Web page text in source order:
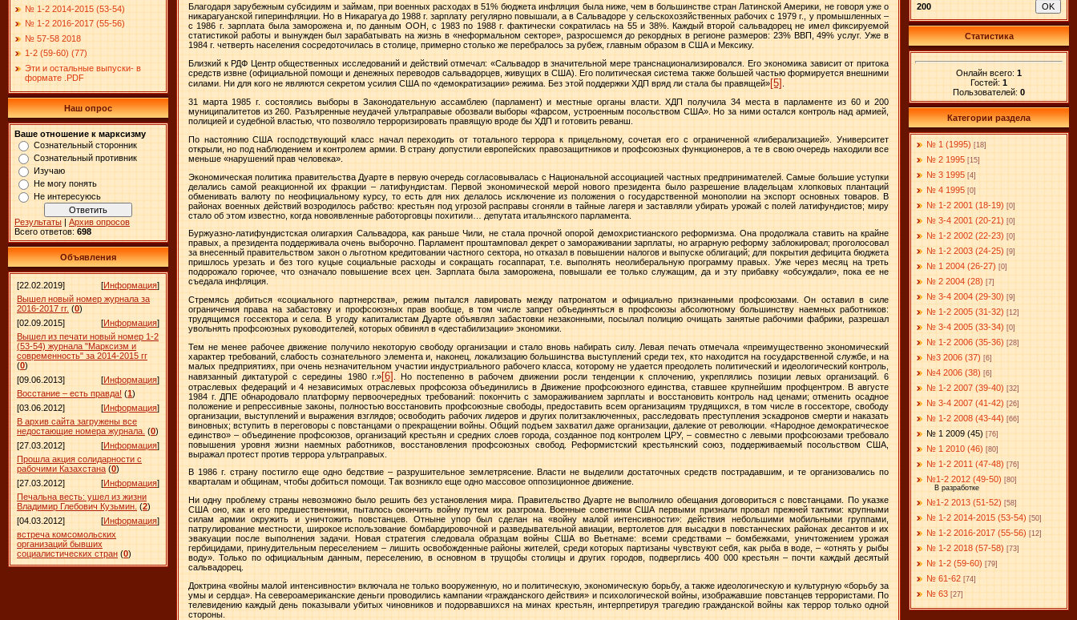
№ 1-2 2014-2015 (53-54)
№ 1-2 2016-2017 (55-56)
№ 57-58 2018
1-2 (59-60) (77)
Эти и остальные выпуски- в
формате .PDF
Наш опрос
Ваше отношение к марксизму
Сознательный сторонник
Сознательный противник
Изучаю
Не могу понять
Не интересуюсь
Результаты | Архив опросов
Всего ответов: 698
Объявления
[22.02.2019] [Информация]
Вышел новый номер журнала за
2016-2017 гг. (0)
[02.09.2015]
[Информация]
Вышел из печати новый номер 1-2
(53-54) журнала "Марксизм и
современность" за 2014-2015 гг
(0)
[09.06.2013]
[Информация]
Восстание – есть правда! (1)
[03.06.2012]
[Информация]
В архив сайта загружены все
недостающие номера журнала. (0)
[27.03.2012]
[Информация]
Прошла акция солидарности с
рабочими Казахстана (0)
[27.03.2012]
[Информация]
Печальна весть: ушел из жизни
Владимир Глебович Кузьмин. (2)
[04.03.2012]
[Информация]
встреча комсомольских
организаций бывших
социалистических стран (0)
Благодаря зарубежным субсидиям и займам, при военных расходах в 51% бюджета инфляция была ниже, чем в большинстве стран Латинской Америки, не говоря уже о
никарагуанской гиперинфляции. Но в Никарагуа до 1988 г. зарплату регулярно повышали, а в Сальвадоре у сельскохозяйственных рабочих с 1979 г., у промышленных –
с 1986 г. зарплата была заморожена и, по данным ООН, с 1983 по 1988 г. фактически сократилась на 55 и 38%. Каждый второй сальвадорец не имел фиксируемой
статистикой работы и вынужден был зарабатывать на жизнь в «неформальном секторе», разросшемся до рекордных в регионе размеров: 23% ВВП, 49% услуг. Уже в
1984 г. четверть населения сосредоточилась в столице, примерно столько же перебралось за рубеж, главным образом в США и Мексику.
Близкий к РДФ Центр общественных исследований и действий отмечал: «Сальвадор в значительной мере транснационализировался. Его экономика зависит от притока
средств извне (официальной помощи и денежных переводов сальвадорцев, живущих в США). Его политическая система также большей частью формируется внешними
силами. Ни для кого не являются секретом усилия США по «демократизации» режима. Без этой поддержки ХДП вряд ли стала бы правящей»[5]
31 марта1985 г. состоялись выборы в Законодательную ассамблею (парламент) и местные органы власти. ХДП получила 34 места в парламенте из 60 и 200
муниципалитетов из 260. Разъяренные неудачей ультраправые обозвали выборы «фарсом, устроенным посольством США». Но за ними остался контроль над армией,
полицией и судебной властью, что позволяло терроризировать правящую вроде бы ХДП и готовить реванш.
По настоянию США господствующий класс начал переходить от тотального террора к прицельному, сочетая его с ограниченной «либерализацией». Университет
открыли, но под наблюдением и контролем армии. В страну допустили европейских правозащитников и профсоюзных функционеров, а те в свою очередь находили все
меньше «нарушений прав человека».
Экономическая политика правительства Дуарте в первую очередь согласовывалась с Национальной ассоциацией частных предпринимателей. Самые большие уступки
делались самой реакционной их фракции – латифундистам. Первой экономической мерой нового президента было разрешение владельцам хлопковых плантаций
обменивать валюту по неофициальному курсу, то есть для них делалось исключение из положения о государственной монополии на экспорт основных товаров. В
районах военных действий возродилось рабство: крестьян под угрозой расправы сгоняли в тайные лагеря и заставляли убирать урожай с полей латифундистов; миру
стало об этом известно, когда новоявленные работорговцы похитили… депутата итальянского парламента.
Буржуазно-латифундистская олигархия Сальвадора, как раньше Чили, не стала прочной опорой демохристианского реформизма. Она продолжала ставить на крайне
правых, а президента поддерживала очень выборочно. Парламент проштамповал декрет о замораживании зарплаты, но аграрную реформу заблокировал; проголосовал
за внесенный правительством закон о льготном кредитовании частного сектора, но отказал в повышении налогов и выпуске облигаций; для покрытия дефицита бюджета
пришлось урезать и без того куцые социальные расходы и сокращать госаппарат, т.е. выполнять неолиберальную программу правых. Уже через месяц на треть
подорожало горючее, что означало повышение всех цен. Зарплата была заморожена, повышали ее только служащим, да и эту прибавку «обсуждали», пока ее не
съедала инфляция.
Стремясь добиться «социального партнерства», режим пытался лавировать между патронатом и официально признанными профсоюзами. Он оставил в силе
ограничения права на забастовку и профсоюзных прав вообще, в том числе запрет объединяться в профсоюзы абсолютному большинству наемных работников:
трудящимся госсектора и села. В угоду капиталистам Дуарте объявлял забастовки незаконными, посылал полицию очищать занятые рабочими фабрики, разрешал
увольнять профсоюзных руководителей, которых обвинял в «дестабилизации» экономики.
Тем не менее рабочее движение получило некоторую свободу организации и стало вновь набирать силу. Левая печать отмечала «преимущественно экономический
характер требований, слабость сознательного элемента и, наконец, локализацию большинства выступлений среди тех, кто находится на государственной службе, и на
малых предприятиях, при очень незначительном участии индустриального рабочего класса, которому не удается преодолеть политический и идеологический контроль,
навязанный диктатурой с середины
1980 г.»[6]
. Но постепенно в рабочем движении росли тенденции к сплочению, укреплялись позиции левых организаций. 6
отраслевых федераций и 4 независимых отраслевых профсоюза объединились в Движение профсоюзного единства, ставшее крупнейшим профцентром. В августе
1984 г. ДПЕ обнародовало платформу первоочередных требований: покончить с замораживанием зарплаты и восстановить контроль над ценами; отменить осадное
положение и репрессивные законы, полностью восстановить профсоюзные свободы, предоставить всем организациям трудящихся, в том числе в госсекторе, свободу
организации, выступлений и выражения взглядов; освободить рабочих лидеров и других политзаключенных, расследовать преступления эскадронов смерти и наказать
виновных; вступить в переговоры с повстанцами о прекращении войны. Общий подъем захватил даже организации, далекие от революции. «Народное демократическое
единство» – объединение профсоюзов, организаций крестьян и средних слоев города, созданное под контролем ЦРУ, – совместно с левыми профсоюзами требовало
повышения уровня жизни наемных работников, восстановления профсоюзных свобод. Реформистский крестьянский союз, поддерживаемый посольством США,
выражал протест против террора ультраправых.
В 1986 г. страну постигло еще одно бедствие – разрушительное землетрясение. Власти не выделили достаточных средств пострадавшим, и те организовались по
кварталам и общинам, чтобы добиться помощи. Так возникло еще одно массовое оппозиционное движение.
Ни одну проблему страны невозможно было решить без установления мира. Правительство Дуарте не выполнило обещания договориться с повстанцами. По указке
США оно, как и его предшественники, пыталось окончить войну путем их разгрома. Военные советники США первыми признали провал прежней тактики: крупными
силам армии окружить и уничтожить повстанцев. Отныне упор был сделан на «войну малой интенсивности»: действия небольшими мобильными группами,
патрулирование местности, широкое использование бомбардировочной и разведывательной авиации, вертолетов для высадки в повстанческих районах десантов и их
эвакуации после выполнения задачи. Новая стратегия следовала образцам войны США во Вьетнаме: всеми средствами – бомбежками, уничтожением урожая
гербицидами, принудительным переселением – лишить освобожденные районы жителей, среди которых партизаны чувствуют себя, как рыба в воде, – «отнять у рыбы
воду». Только по официальным данным, переселению, в основном в трущобы столицы и других городов, подверглись 400 000 крестьян – почти каждый десятый
сальвадорец.
Доктрина «войны малой интенсивности» включала не только вооруженную, но и политическую, экономическую борьбу, а также идеологическую и культурную «борьбу за
умы и сердца». На североамериканские деньги проводились кампании «гражданского действия» и психологической войны, изображавшие повстанцев террористами. По
телевидению каждый день показывали убитых чиновников и подорвавшихся на минах крестьян, интерпретируя трагедию гражданской войны как террор только одной
стороны.
200
Статистика
Онлайн всего: 1
Гостей: 1
Пользователей: 0
Категории раздела
№ 1 (1995) [18]
№ 2 1995 [15]
№ 3 1995 [4]
№ 4 1995 [0]
№ 1-2 2001 (18-19) [0]
№ 3-4 2001 (20-21) [0]
№ 1-2 2002 (22-23) [0]
№ 1-2 2003 (24-25) [9]
№ 1 2004 (26-27) [0]
№ 2 2004 (28) [7]
№ 3-4 2004 (29-30) [9]
№ 1-2 2005 (31-32) [12]
№ 3-4 2005 (33-34) [0]
№ 1-2 2006 (35-36) [28]
№3 2006 (37) [6]
№4 2006 (38) [6]
№ 1-2 2007 (39-40) [32]
№ 3-4 2007 (41-42) [26]
№ 1-2 2008 (43-44) [66]
№ 1 2009 (45) [76]
№ 1 2010 (46) [80]
№ 1-2 2011 (47-48) [76]
№1-2 2012 (49-50) [80]
В разработке
№1-2 2013 (51-52) [58]
№ 1-2 2014-2015 (53-54) [50]
№ 1-2 2016-2017 (55-56) [12]
№ 1-2 2018 (57-58) [73]
№ 1-2 (59-60) [79]
№ 61-62 [74]
№ 63 [27]